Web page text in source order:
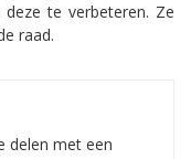
te verbeteren. Ze
raad.
delen met een